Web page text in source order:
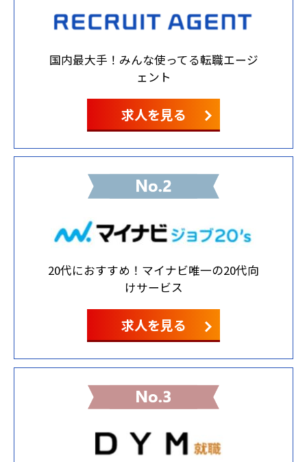
国内最大手！みんな使ってる転職エージ
ェント
求人を見る
20代におすすめ！マイナビ唯一の20代向
けサービス
求人を見る